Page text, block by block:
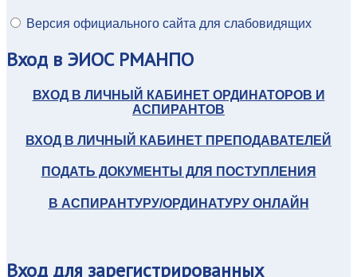
Версия официального сайта для слабовидящих
Вход в ЭИОС РМАНПО
ВХОД В ЛИЧНЫЙ КАБИНЕТ ОРДИНАТОРОВ И
АСПИРАНТОВ
ВХОД В ЛИЧНЫЙ КАБИНЕТ ПРЕПОДАВАТЕЛЕЙ
ПОДАТЬ ДОКУМЕНТЫ ДЛЯ ПОСТУПЛЕНИЯ
В АСПИРАНТУРУ/ОРДИНАТУРУ ОНЛАЙН
Вход для зарегистрированных